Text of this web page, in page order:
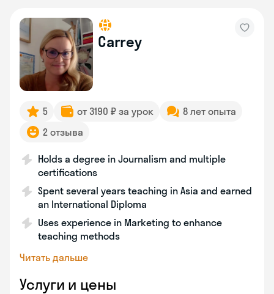
Carrey
5 от 3190 ₽ за урок
8 лет опыта
2 отзыва
Holds a degree in Journalism and multiple
certifications
Spent several years teaching in Asia and earned
an International Diploma
Uses experience in Marketing to enhance
teaching methods
Читать дальше
Услуги и цены